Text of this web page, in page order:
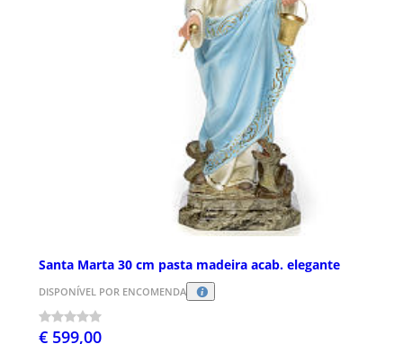
Santa Marta 30 cm pasta madeira acab. elegante
DISPONÍVEL POR ENCOMENDA
€ 599,00